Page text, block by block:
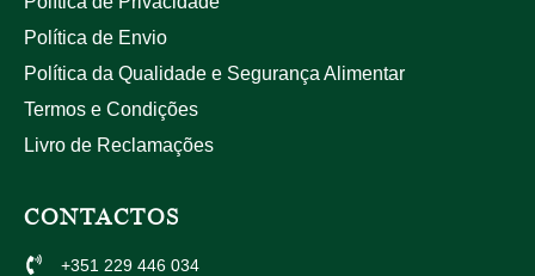
Política de Envio
Política da Qualidade e Segurança Alimentar
Termos e Condições
Livro de Reclamações
CONTACTOS
+351 229 446 034